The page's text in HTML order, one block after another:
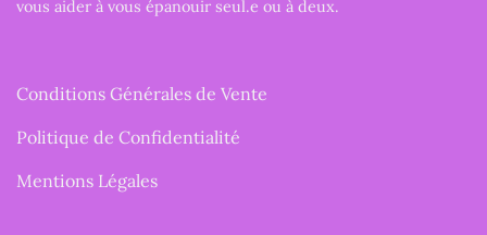
vous aider à vous épanouir seul.e ou à deux.
Conditions Générales de Vente
Politique de Confidentialité
Mentions Légales